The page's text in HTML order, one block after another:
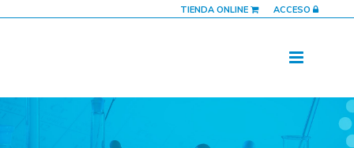
TIENDA ONLINE ACCESO